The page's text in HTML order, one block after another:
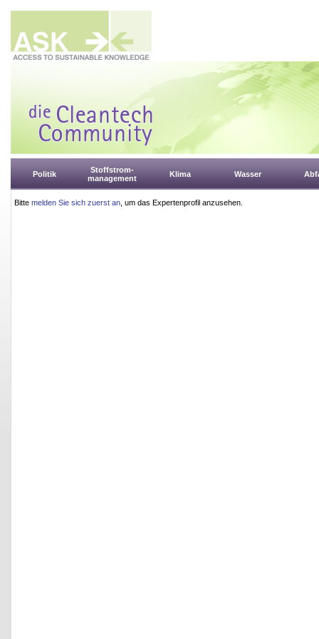
Politik
Stoffstrom-
management
Klima Wasser
Bitte melden Sie sich zuerst an , um das Expertenprofil anzusehen.